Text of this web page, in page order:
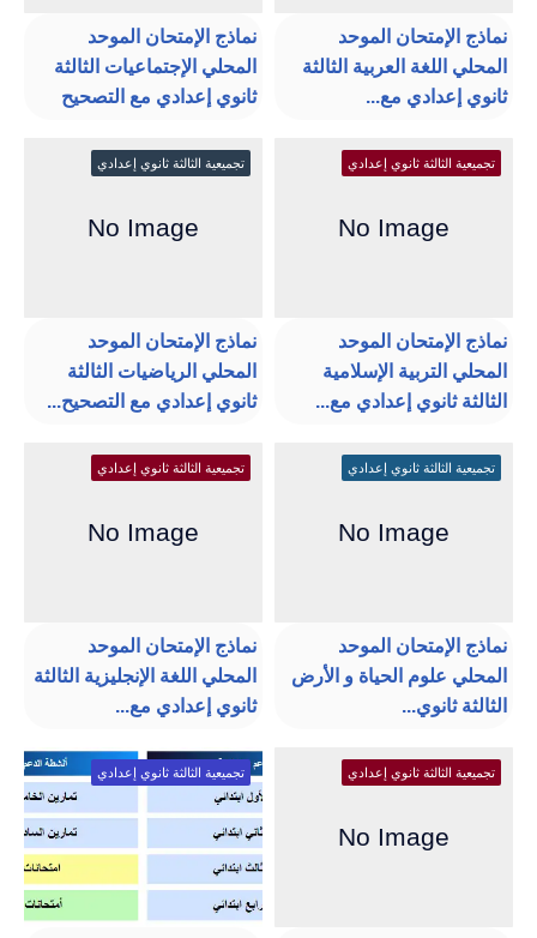
نماذج الإمتحان الموحد
المحلي اللغة العربية الثالثة
ثانوي إعدادي مع...
نماذج الإمتحان الموحد
المحلي الإجتماعيات الثالثة
ثانوي إعدادي مع التصحيح
تجميعية الثالثة ثانوي إعدادي
نماذج الإمتحان الموحد
المحلي التربية الإسلامية
الثالثة ثانوي إعدادي مع...
تجميعية الثالثة ثانوي إعدادي
نماذج الإمتحان الموحد
المحلي الرياضيات الثالثة
ثانوي إعدادي مع التصحيح...
تجميعية الثالثة ثانوي إعدادي
نماذج الإمتحان الموحد
المحلي علوم الحياة و الأرض
الثالثة ثانوي...
تجميعية الثالثة ثانوي إعدادي
نماذج الإمتحان الموحد
المحلي اللغة الإنجليزية الثالثة
ثانوي إعدادي مع...
تجميعية الثالثة ثانوي إعدادي تجميعية الثالثة ثانوي إعدادي